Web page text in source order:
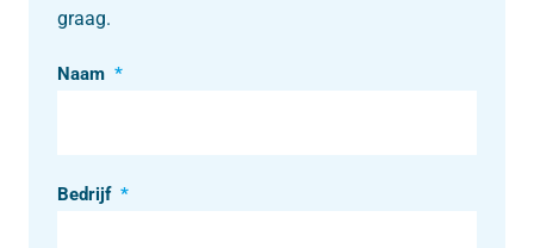
graag.
Naam *
Bedrijf *